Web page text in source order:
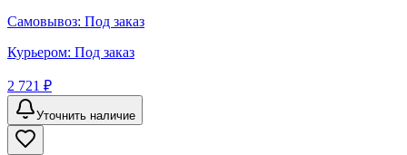
Самовывоз: Под заказ
Курьером: Под заказ
2 721 ₽
Уточнить наличие